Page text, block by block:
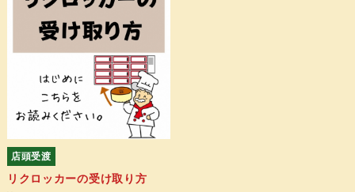
店頭受渡
リクロッカーの受け取り方